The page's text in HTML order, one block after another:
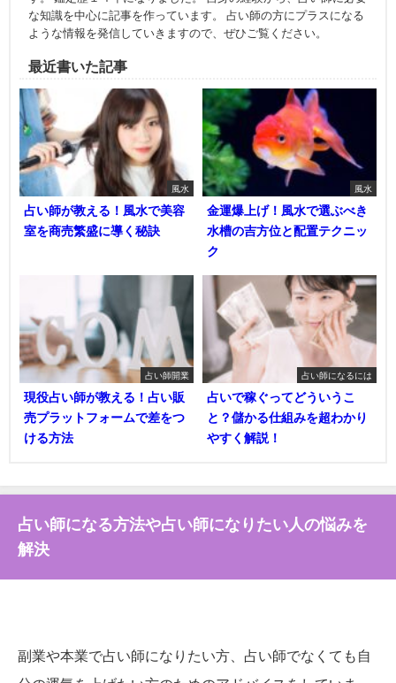
な知識を中心に記事を作っています。 占い師の方にプラスになる
ような情報を発信していきますので、ぜひご覧ください。
最近書いた記事
風水
占い師が教える！風水で美容
室を商売繁盛に導く秘訣
風水
金運爆上げ！風水で選ぶべき
水槽の吉方位と配置テクニッ
ク
占い師開業
現役占い師が教える！占い販
売プラットフォームで差をつ
ける方法
占い師になるには
占いで稼ぐってどういうこ
と？儲かる仕組みを超わかり
やすく解説！
占い師になる方法や占い師になりたい人の悩みを
解決
副業や本業で占い師になりたい方、占い師でなくても自